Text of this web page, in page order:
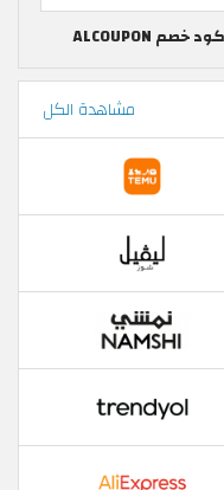
مشاهدة الكل